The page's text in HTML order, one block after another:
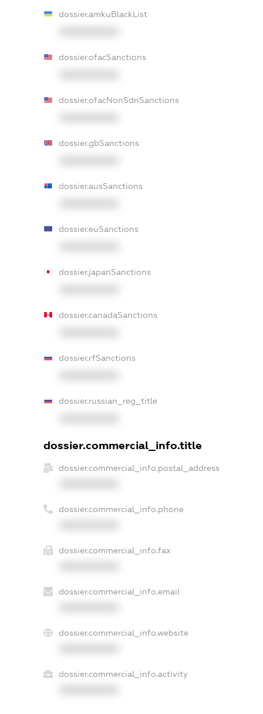
dossier.amkuBlackList
dossier.ofacSanctions
dossier.ofacNonSdnSanctions
dossier.gbSanctions
dossier.ausSanctions
dossier.euSanctions
dossier.japanSanctions
dossier.canadaSanctions
dossier.rfSanctions
dossier.russian_reg_title
dossier.commercial_info.title
dossier.commercial_info.postal_address
dossier.commercial_info.phone
dossier.commercial_info.fax
dossier.commercial_info.email
dossier.commercial_info.website
dossier.commercial_info.activity